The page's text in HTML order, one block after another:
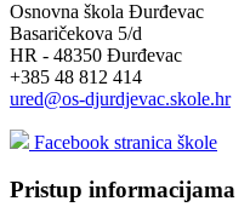
Osnovna škola Đurđevac
Basaričekova 5/d
HR - 48350 Đurđevac
+385 48 812 414
ured@os-djurdjevac.skole.hr
Facebook stranica škole
Pristup informacijama